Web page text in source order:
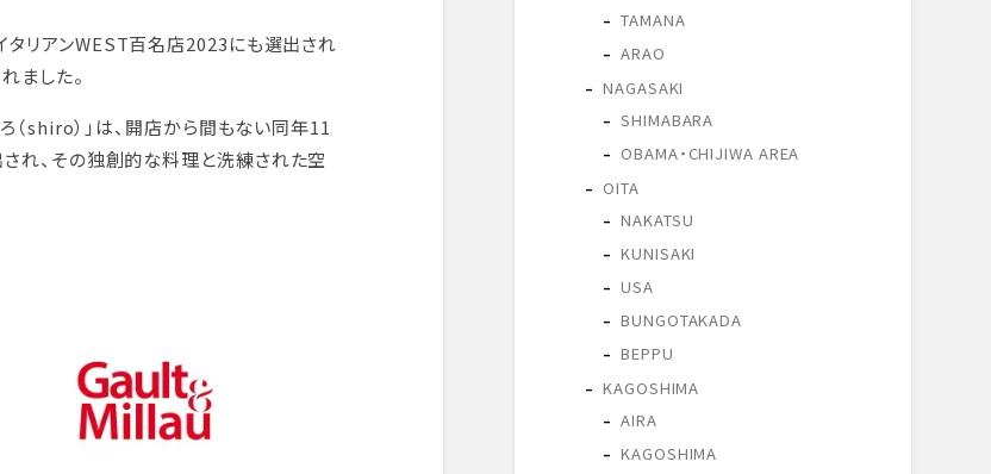
タリアンWEST百名店2023にも選出され
ました。
（shiro）」は、開店から間もない同年11
され、その独創的な料理と洗練された空
TAMANA
ARAO
NAGASAKI
SHIMABARA
OBAMA・CHIJIWA AREA
OITA
NAKATSU
KUNISAKI
USA
BUNGOTAKADA
BEPPU
KAGOSHIMA
AIRA
KAGOSHIMA